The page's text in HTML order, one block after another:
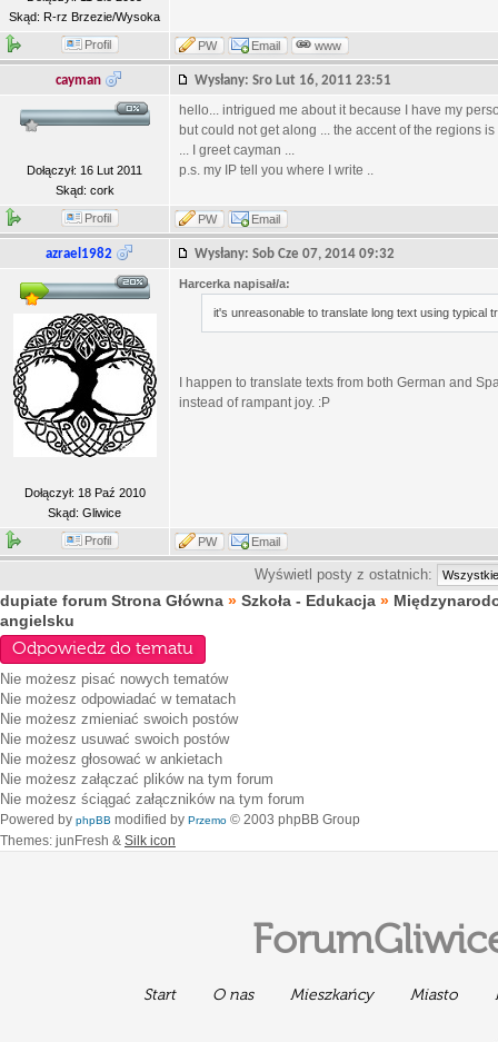
Skąd: R-rz Brzezie/Wysoka
Profil PW Email www
cayman Wysłany: Sro Lut 16, 2011 23:51
Dołączył: 16 Lut 2011
Skąd: cork
hello... intrigued me about it because I have my
but could not get along ... the accent of the regions
... I greet cayman ...
p.s. my IP tell you where I write ..
Profil PW Email
azrael1982 Wysłany: Sob Cze 07, 2014 09:32
Dołączył: 18 Paź 2010
Skąd: Gliwice
Harcerka napisał/a:
it's unreasonable to translate long text using typical
I happen to translate texts from both German and
instead of rampant joy. :P
Profil PW Email
Wyświetl posty z ostatnich:
dupiate forum Strona Główna » Szkoła - Edukacja »
angielsku
Odpowiedz do tematu
Nie możesz pisać nowych tematów
Nie możesz odpowiadać w tematach
Nie możesz zmieniać swoich postów
Nie możesz usuwać swoich postów
Nie możesz głosować w ankietach
Nie możesz załączać plików na tym forum
Nie możesz ściągać załączników na tym forum
Powered by phpBB modified by Przemo © 2003 phpBB Group
Themes: junFresh & Silk icon
Start O nas Mieszkańcy Miasto